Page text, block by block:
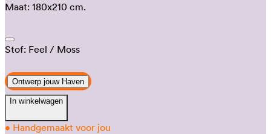
Maat: 180x210 cm.
Stof: Feel / Moss
Ontwerp jouw Haven
In winkelwagen
• Handgemaakt voor jou